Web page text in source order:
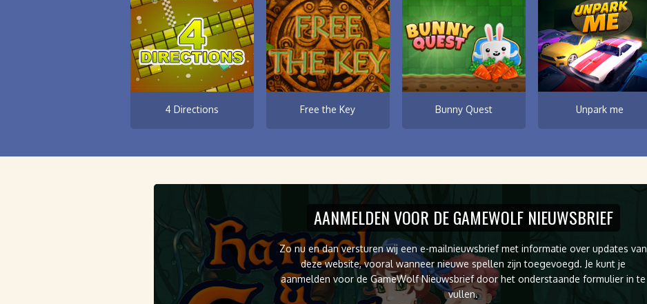
4 Directions Free the Key Bunny Quest Unpark me
AANMELDEN VOOR DE GAMEWOLF NIEUWSBRIEF
Zo nu en dan versturen wij een e-mailnieuwsbrief met informatie over updates van
deze website, vooral wanneer nieuwe spellen zijn toegevoegd. Je kunt je
aanmelden voor de GameWolf Nieuwsbrief door het onderstaande formulier in te
vullen.